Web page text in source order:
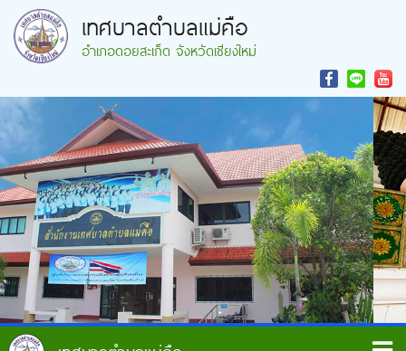
เทศบาลตำบลแม่คือ
อำเภอดอยสะเก็ด จังหวัดเชียงใหม่